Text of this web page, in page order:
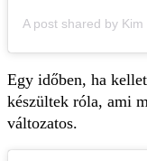
A post shared by
Egy időben, ha
készültek róla, ami
változatos.